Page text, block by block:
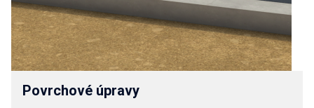
Povrchové úpravy